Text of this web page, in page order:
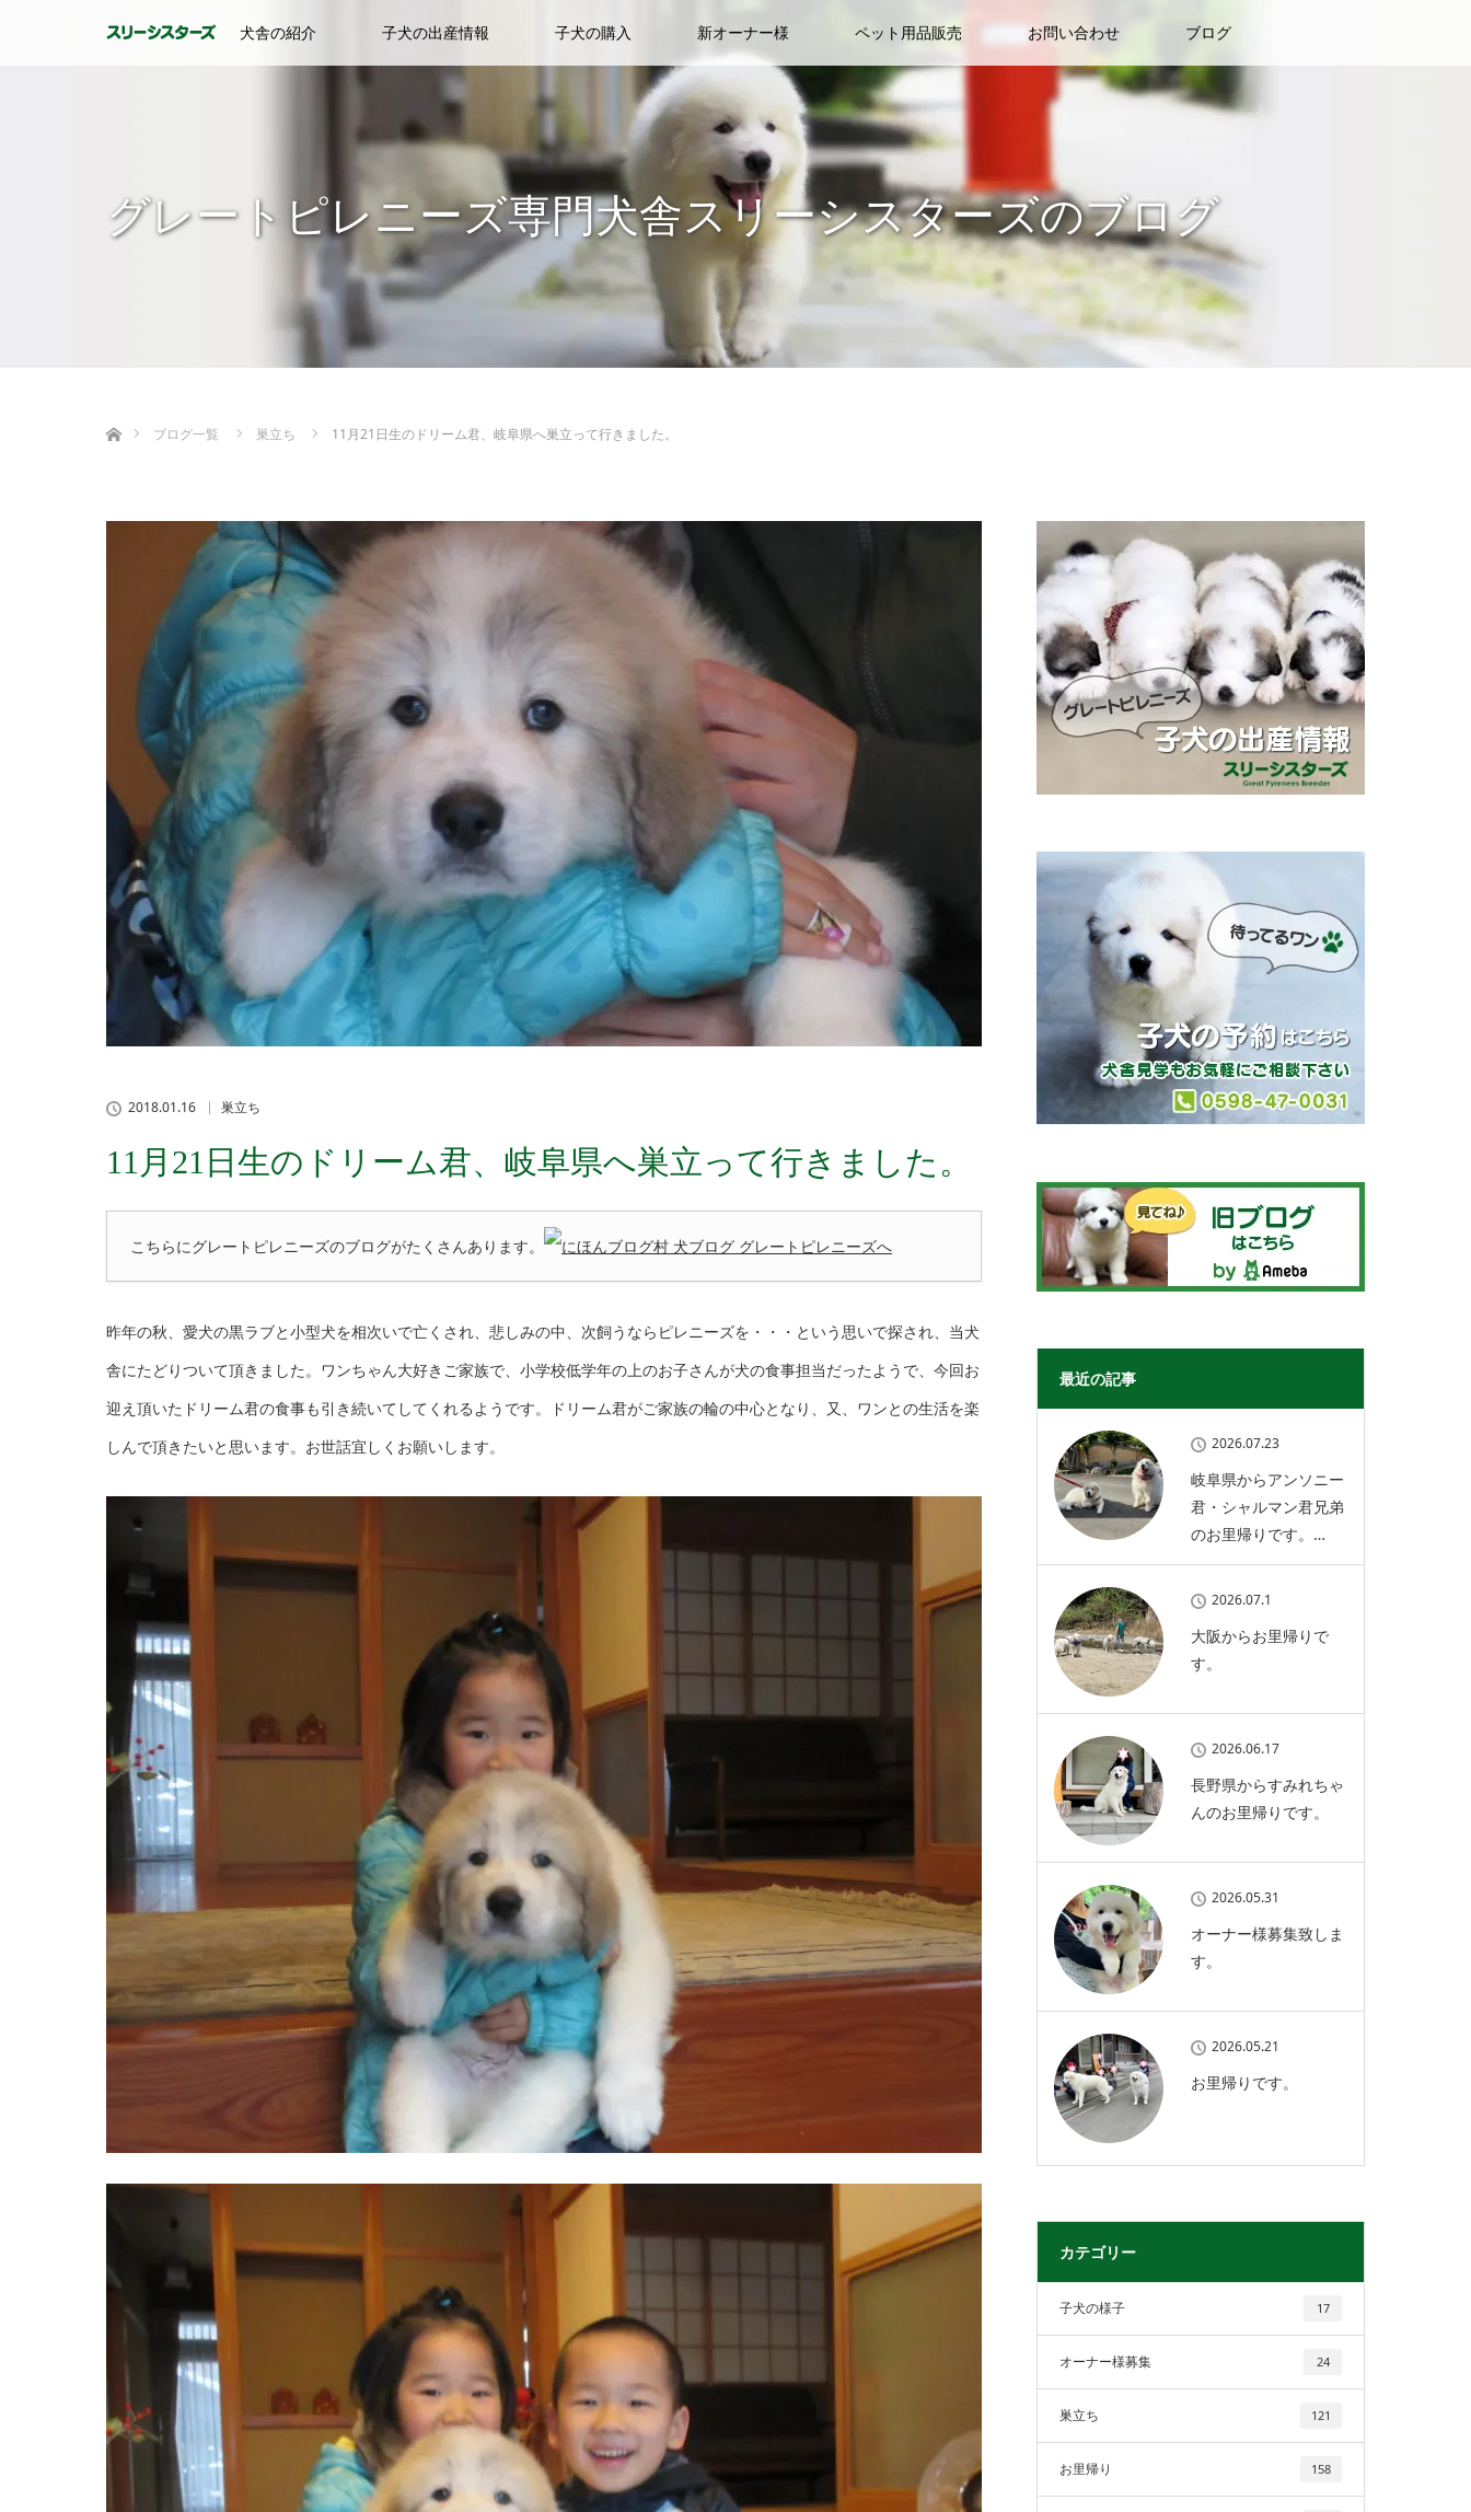
犬舎の紹介 子犬の出産情報 子犬の購入 新オーナー様 ペット用品販売 お問い合わせ ブログ
グレートピレニーズ専門犬舎スリーシスターズのブログ
ブログ一覧
巣立ち 11月21日生のドリーム君、岐阜県へ巣立って行きました。
2018.01.16 巣立ち
11月21日生のドリーム君、岐阜県へ巣立って行きました。
こちらにグレートピレニーズのブログがたくさんあります。
昨年の秋、愛犬の黒ラブと小型犬を相次いで亡くされ、悲しみの中、次飼うならピレニーズを・・・という思いで探され、当犬
舎にたどりついて頂きました。ワンちゃん大好きご家族で、小学校低学年の上のお子さんが犬の食事担当だったようで、今回お
迎え頂いたドリーム君の食事も引き続いてしてくれるようです。ドリーム君がご家族の輪の中心となり、又、ワンとの生活を楽
しんで頂きたいと思います。お世話宜しくお願いします。
最近の記事
2026.07.23
岐阜県からアンソニー
君・シャルマン君兄弟
のお里帰りです。…
2026.07.1
大阪からお里帰りで
す。
2026.06.17
長野県からすみれちゃ
んのお里帰りです。
2026.05.31
オーナー様募集致しま
す。
2026.05.21
お里帰りです。
カテゴリー
子犬の様子 17
オーナー様募集 24
巣立ち 121
お里帰り 158